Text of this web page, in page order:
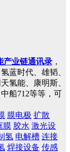
产业链通讯录 ，
蓝时代、雄韬、
氢能、康明斯、
船712等等，可
膜电极 扩散
膜 胶水 激光设
氢 电解槽 连接
焊接设备 传感